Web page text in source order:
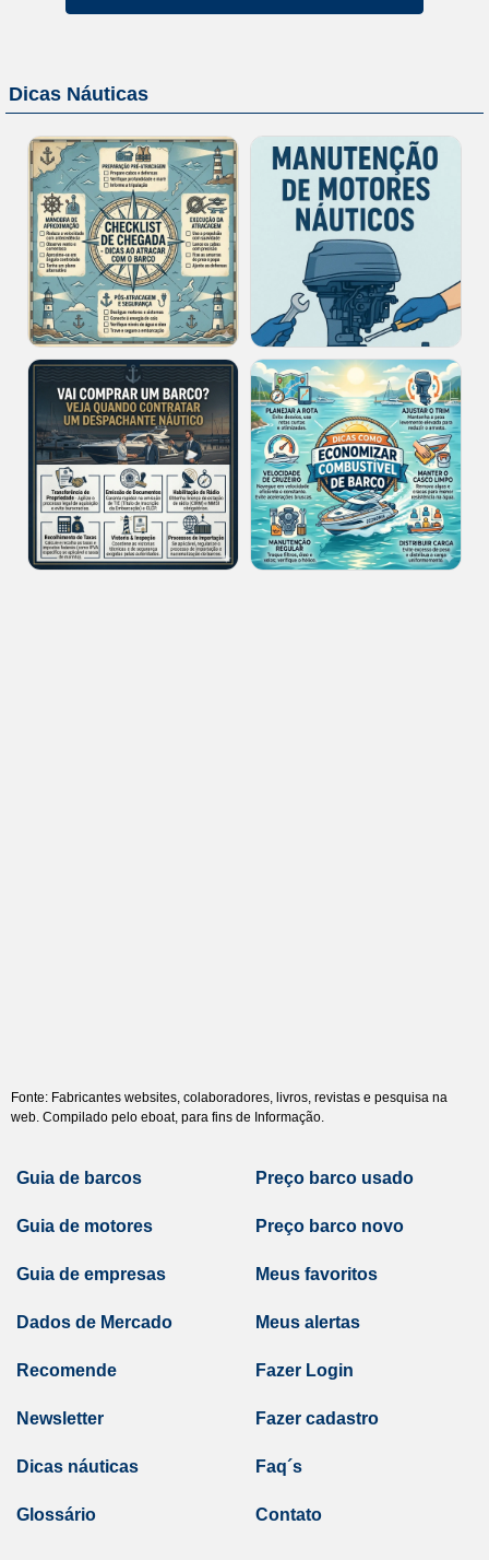
Dicas Náuticas
Fonte: Fabricantes websites, colaboradores, livros, revistas e pesquisa na
web. Compilado pelo eboat, para fins de Informação.
Guia de barcos
Guia de motores
Guia de empresas
Dados de Mercado
Preço barco usado
Preço barco novo
Meus favoritos
Meus alertas
Recomende
Newsletter
Dicas náuticas
Glossário
Fazer Login
Fazer cadastro
Faq´s
Contato